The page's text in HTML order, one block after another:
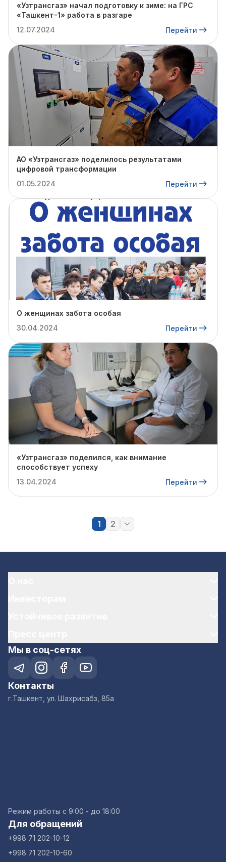
«Узтрансгаз» начал подготовку к зиме: на ГРС
«Ташкент-1» работа в разгаре
12.07.2024
Перейти
АО «Узтрансгаз» поделилось результатами
цифровой трансформации
01.05.2024
Перейти
О женщинах забота особая
30.04.2024
Перейти
«Узтрансгаз» поделился, как внимание
способствует успеху
13.04.2024
Перейти
1 2
Мы в соц-сетях
Контакты
г.Ташкент, ул. Шахрисабз, 85а
Режим работы с 9:00 - до 18:00
Для обращений
+998 71 202-10-12
+998 71 202-10-60